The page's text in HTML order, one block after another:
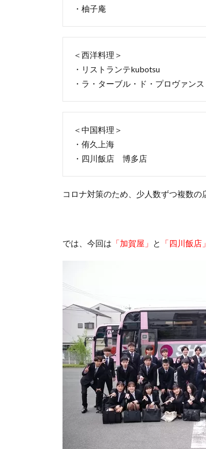
・柚子庵
＜西洋料理＞
・リストランテkubotsu
・ラ・ターブル・ド・プロヴァンス
＜中国料理＞
・侑久上海
・四川飯店 博多店
コロナ対策のため、少人数ずつ複数
では、今回は 「加賀屋」 と 「四川飯店」